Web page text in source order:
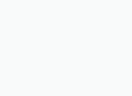
und -